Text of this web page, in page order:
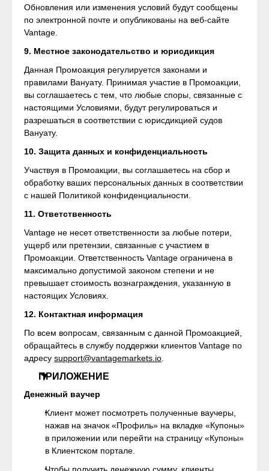
Обновления или изменения условий будут сообщены
по электронной почте и опубликованы на веб-сайте
Vantage.
9. Местное законодательство и юрисдикция
Данная Промоакция регулируется законами и
правилами Вануату. Принимая участие в Промоакции,
вы соглашаетесь с тем, что любые споры, связанные с
настоящими Условиями, будут регулироваться и
разрешаться в соответствии с юрисдикцией судов
Вануату.
10. Защита данных и конфиденциальность
Участвуя в Промоакции, вы соглашаетесь на сбор и
обработку ваших персональных данных в соответствии
с нашей Политикой конфиденциальности.
11. Ответственность
Vantage не несет ответственности за любые потери,
ущерб или претензии, связанные с участием в
Промоакции. Ответственность Vantage ограничена в
максимально допустимой законом степени и не
превышает стоимость вознаграждения, указанную в
настоящих Условиях.
12. Контактная информация
По всем вопросам, связанным с данной Промоакцией,
обращайтесь в службу поддержки клиентов Vantage по
адресу support@vantagemarkets.io
ПРИЛОЖЕНИЕ
Денежный ваучер
Клиент может посмотреть полученные ваучеры,
нажав на значок «Профиль» на вкладке «Купоны»
в приложении или перейти на страницу «Купоны»
в Клиентском портале.